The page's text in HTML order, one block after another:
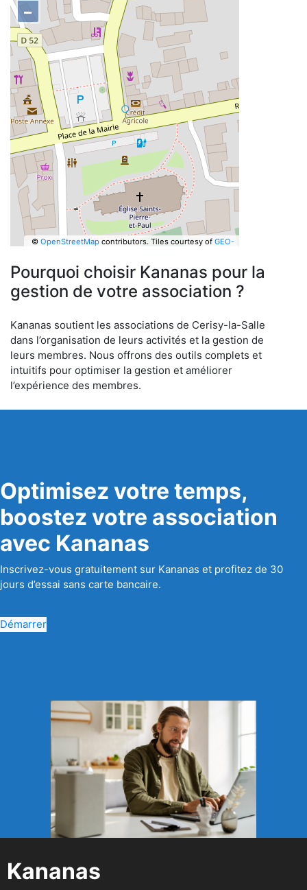
−
© OpenStreetMapcontributors. Tiles courtesy of GEO-
Pourquoi choisir Kananas pour la
gestion de votre association ?
Kananas soutient les associations de Cerisy-la-Salle
dans l’organisation de leurs activités et la gestion de
leurs membres. Nous offrons des outils complets et
intuitifs pour optimiser la gestion et améliorer
l’expérience des membres.
Optimisez votre temps,
boostez votre association
avec Kananas
Inscrivez-vous gratuitement sur Kananas et profitez de 30
jours d’essai sans carte bancaire.
Démarrer
Kananas